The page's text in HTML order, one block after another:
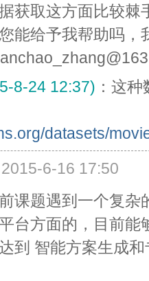
获取这方面比较
能给予我帮助吗
8-24 12:37) ：这
datasets/
2015-6-16 17:50
课题遇到一个复
台方面的，目前
到 智能方案生成